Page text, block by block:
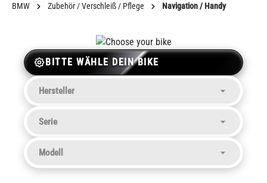
BMW Zubehör / Verschleiß / Pflege Navigation / Handy
BITTE WÄHLE DEIN BIKE